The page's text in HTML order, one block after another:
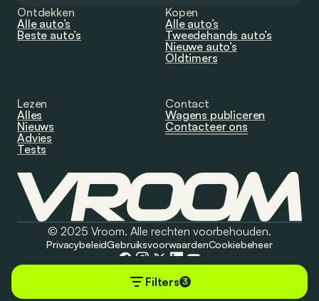
Filters 3
Ontdekken
Alle auto’s
Beste auto’s
Kopen
Alle auto’s
Tweedehands auto’s
Nieuwe auto’s
Oldtimers
Lezen
Alles
Nieuws
Advies
Tests
Contact
Wagens publiceren
Contacteer ons
© 2025 Vroom. Alle rechten voorbehouden.
PrivacybeleidGebruiksvoorwaardenCookiebeheer